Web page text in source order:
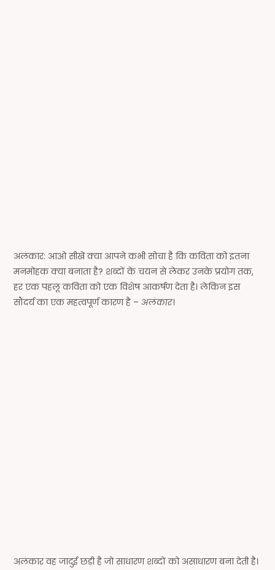
अलंकार: आओ सीखें क्या आपने कभी सोचा है कि कविता को इतना
मनमोहक क्या बनाता है? शब्दों के चयन से लेकर उनके प्रयोग तक,
हर एक पहलू कविता को एक विशेष आकर्षण देता है। लेकिन इस
सौंदर्य का एक महत्वपूर्ण कारण है –अलंकार।
अलंकार वह जादुई छड़ी है जो साधारण शब्दों को असाधारण बना देती है।